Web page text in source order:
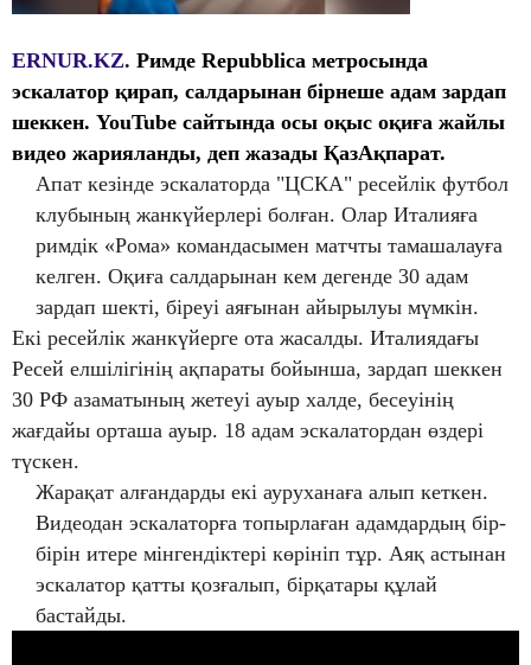
ERNUR.KZ. Римде Repubblica метросында
эскалатор қирап, салдарынан бірнеше адам зардап
шеккен. YouTube сайтында осы оқыс оқиға жайлы
видео жарияланды, деп жазады ҚазАқпарат.
Апат кезінде эскалаторда "ЦСКА" ресейлік футбол
клубының жанкүйерлері болған. Олар Италияға
римдік «Рома» командасымен матчты тамашалауға
келген. Оқиға салдарынан кем дегенде 30 адам
зардап шекті, біреуі аяғынан айырылуы мүмкін.
Екі ресейлік жанкүйерге ота жасалды. Италиядағы
Ресей елшілігінің ақпараты бойынша, зардап шеккен
30 РФ азаматының жетеуі ауыр халде, бесеуінің
жағдайы орташа ауыр. 18 адам эскалатордан өздері
түскен.
Жарақат алғандарды екі ауруханаға алып кеткен.
Видеодан эскалаторға топырлаған адамдардың бір-
бірін итере мінгендіктері көрініп тұр. Аяқ астынан
эскалатор қатты қозғалып, бірқатары құлай
бастайды.